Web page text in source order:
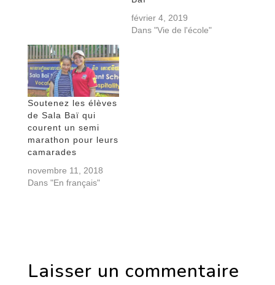
février 4, 2019
Dans "Vie de l'école"
Soutenez les élèves
de Sala Baï qui
courent un semi
marathon pour leurs
camarades
novembre 11, 2018
Dans "En français"
Laisser un commentaire